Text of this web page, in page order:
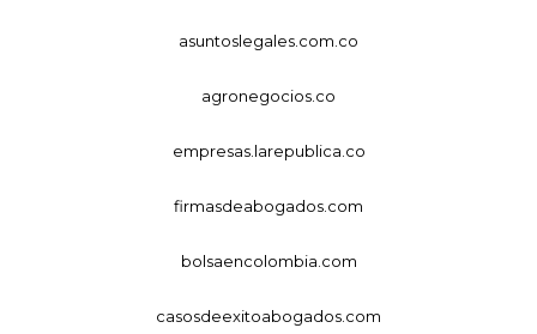
asuntoslegales.com.co
agronegocios.co
empresas.larepublica.co
firmasdeabogados.com
bolsaencolombia.com
casosdeexitoabogados.com